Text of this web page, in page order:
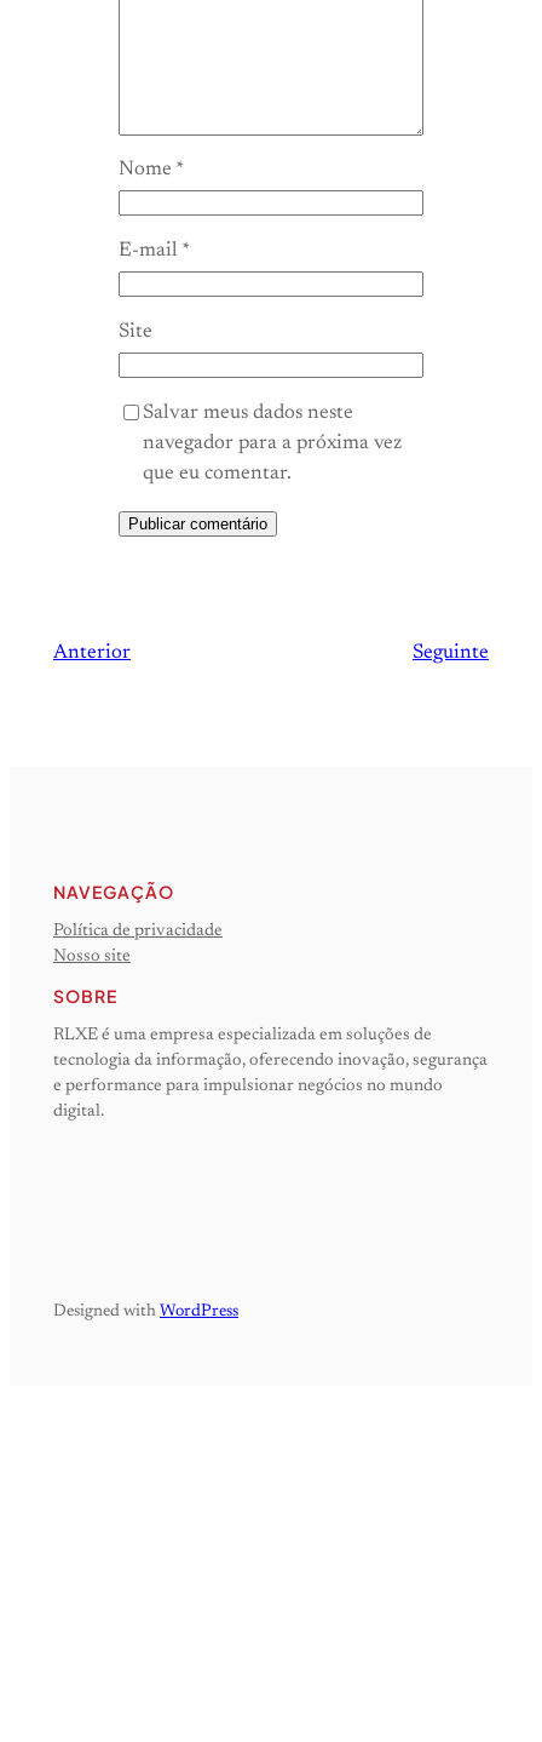
Nome *
E-mail *
Site
Salvar meus dados neste
navegador para a próxima vez
que eu comentar.
Anterior Seguinte
NAVEGAÇÃO
Política de privacidade
Nosso site
SOBRE
RLXE é uma empresa especializada em soluções de
tecnologia da informação, oferecendo inovação, segurança
e performance para impulsionar negócios no mundo
digital.
Designed with WordPress